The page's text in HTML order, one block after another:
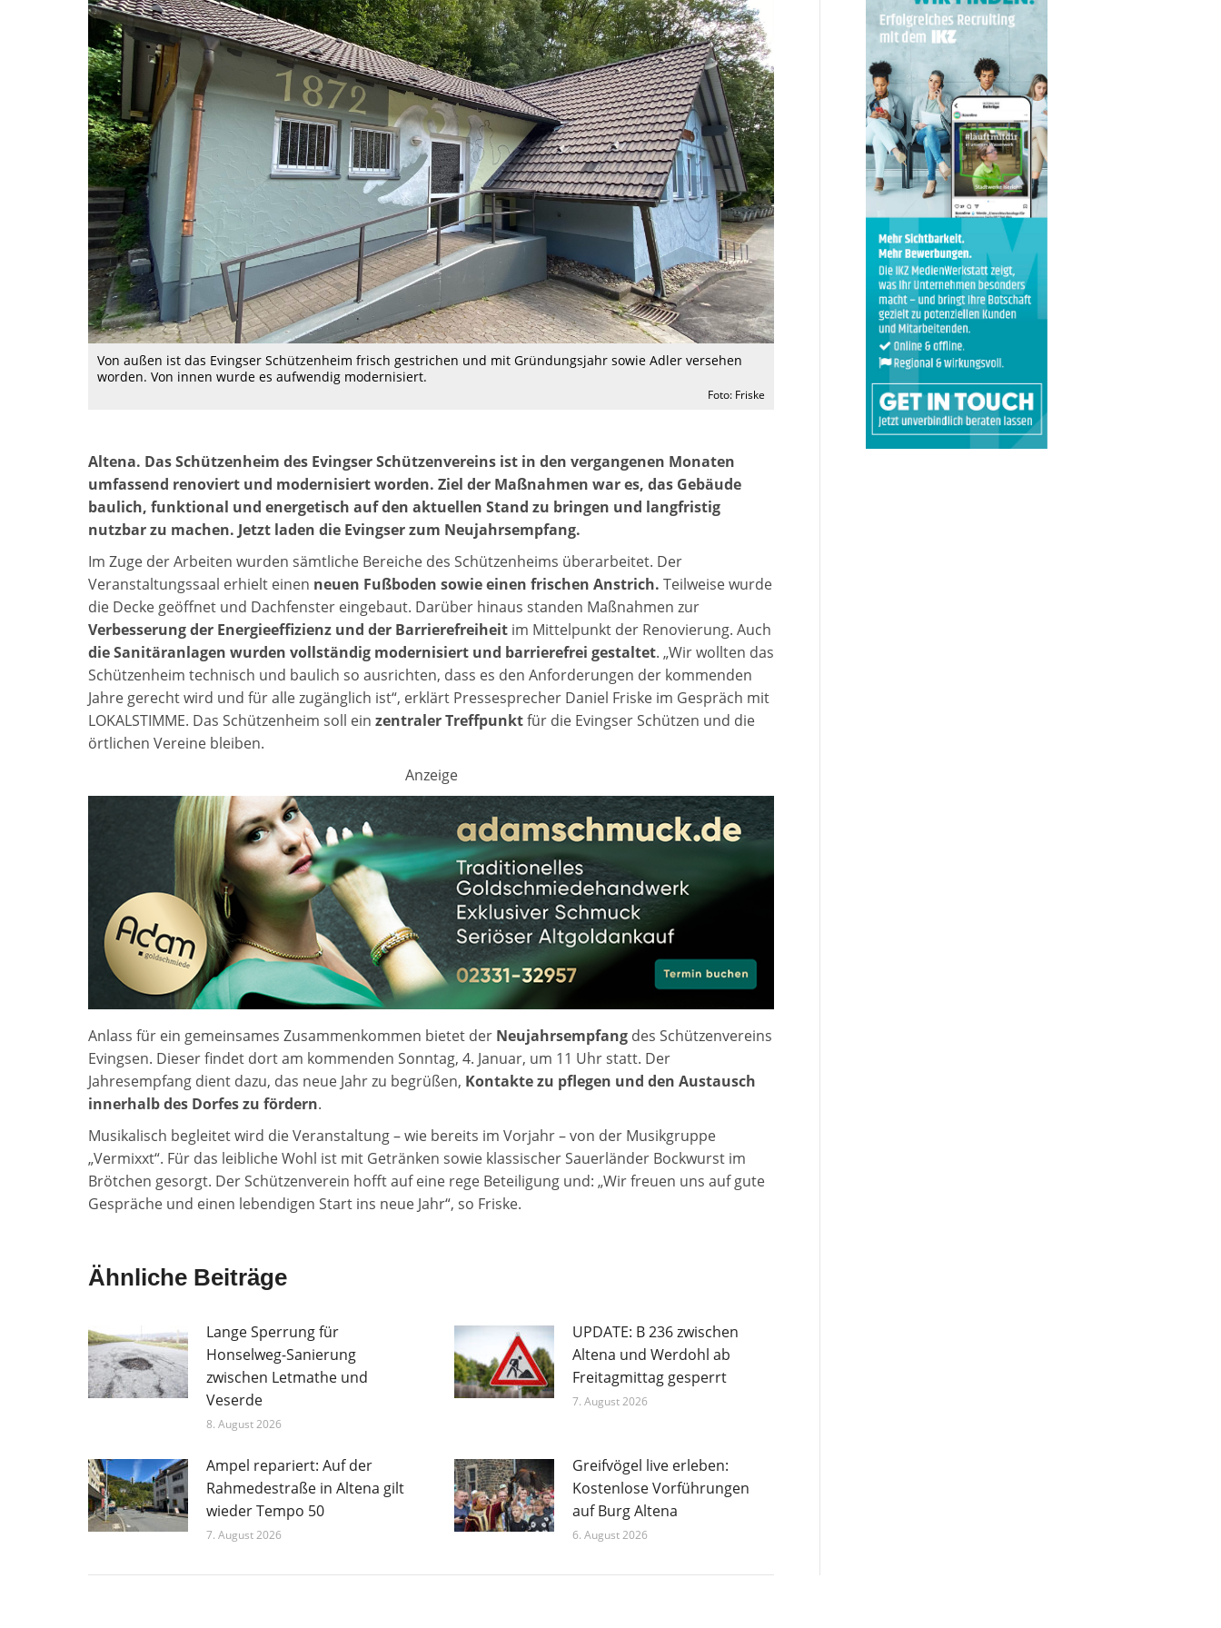
Von außen ist das Evingser Schützenheim frisch gestrichen und mit Gründungsjahr sowie Adler versehen
worden. Von innen wurde es aufwendig modernisiert.
Foto: Friske
Altena. Das Schützenheim des Evingser Schützenvereins ist in den vergangenen Monaten
umfassend renoviert und modernisiert worden. Ziel der Maßnahmen war es, das Gebäude
baulich, funktional und energetisch auf den aktuellen Stand zu bringen und langfristig
nutzbar zu machen. Jetzt laden die Evingser zum Neujahrsempfang.
Im Zuge der Arbeiten wurden sämtliche Bereiche des Schützenheims überarbeitet. Der
Veranstaltungssaal erhielt einen neuen Fußboden sowie einen frischen Anstrich. Teilweise wurde
die Decke geöffnet und Dachfenster eingebaut. Darüber hinaus standen Maßnahmen zur
Verbesserung der Energieeffizienz und der Barrierefreiheit im Mittelpunkt der Renovierung. Auch
die Sanitäranlagen wurden vollständig modernisiert und barrierefrei gestaltet. „Wir wollten das
Schützenheim technisch und baulich so ausrichten, dass es den Anforderungen der kommenden
Jahre gerecht wird und für alle zugänglich ist“, erklärt Pressesprecher Daniel Friske im Gespräch mit
LOKALSTIMME. Das Schützenheim soll ein zentraler Treffpunktfür die Evingser Schützen und die
örtlichen Vereine bleiben.
Anzeige
Anlass für ein gemeinsames Zusammenkommen bietet der Neujahrsempfang des Schützenvereins
Evingsen. Dieser findet dort am kommenden Sonntag, 4. Januar, um 11 Uhr statt. Der
Jahresempfang dient dazu, das neue Jahr zu begrüßen, Kontakte zu pflegen und den Austausch
innerhalb des Dorfes zu fördern.
Musikalisch begleitet wird die Veranstaltung – wie bereits im Vorjahr – von der Musikgruppe
„Vermixxt“. Für das leibliche Wohl ist mit Getränken sowie klassischer Sauerländer Bockwurst im
Brötchen gesorgt. Der Schützenverein hofft auf eine rege Beteiligung und: „Wir freuen uns auf gute
Gespräche und einen lebendigen Start ins neue Jahr“, so Friske.
Ähnliche Beiträge
Lange Sperrung für
Honselweg-Sanierung
zwischen Letmathe und
Veserde
8. August 2026
UPDATE: B 236 zwischen
Altena und Werdohl ab
Freitagmittag gesperrt
7. August 2026
Ampel repariert: Auf der
Rahmedestraße in Altena gilt
wieder Tempo 50
7. August 2026
Greifvögel live erleben:
Kostenlose Vorführungen
auf Burg Altena
6. August 2026